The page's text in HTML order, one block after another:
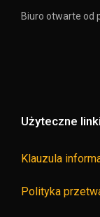
Biuro otwarte od
Użyteczne linki
Klauzula
Polityka